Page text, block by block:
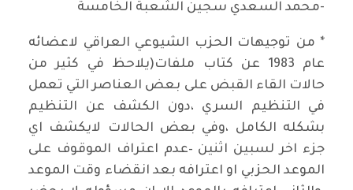
-محمد السعدي سجين الشعبة الخامسة
* من توجيهات الحزب الشيوعي العراقي لاعضائه
عام 1983 عن كتاب ملفات(يلاحظ في كثير من
حالات القاء القبض على بعض العناصر التي تعمل
في التنظيم السري ،دون الكشف عن التنظيم
بشكله الكامل ،وفي بعض الحالات لايكشف اي
جزء اخر لسبين اثنين –عدم اعتراف الموقوف على
الموعد الحزبي او اعترافه بعد انقضاء وقت الموعد